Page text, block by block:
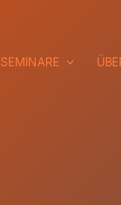
SEMINARE